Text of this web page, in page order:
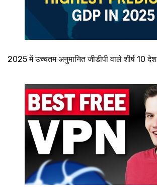
2025 में उच्चतम अनुमानित जीडीपी वाले शीर्ष 10 देश